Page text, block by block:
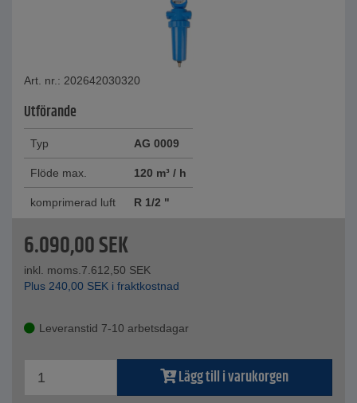
Art. nr.: 202642030320
Utförande
Typ AG 0009
Flöde max. 120 m³ / h
komprimerad luft R 1/2 "
6.090,00SEK
inkl. moms.7.612,50 SEK
Plus 240,00 SEK i fraktkostnad
Leveranstid 7-10 arbetsdagar
Lägg till i varukorgen